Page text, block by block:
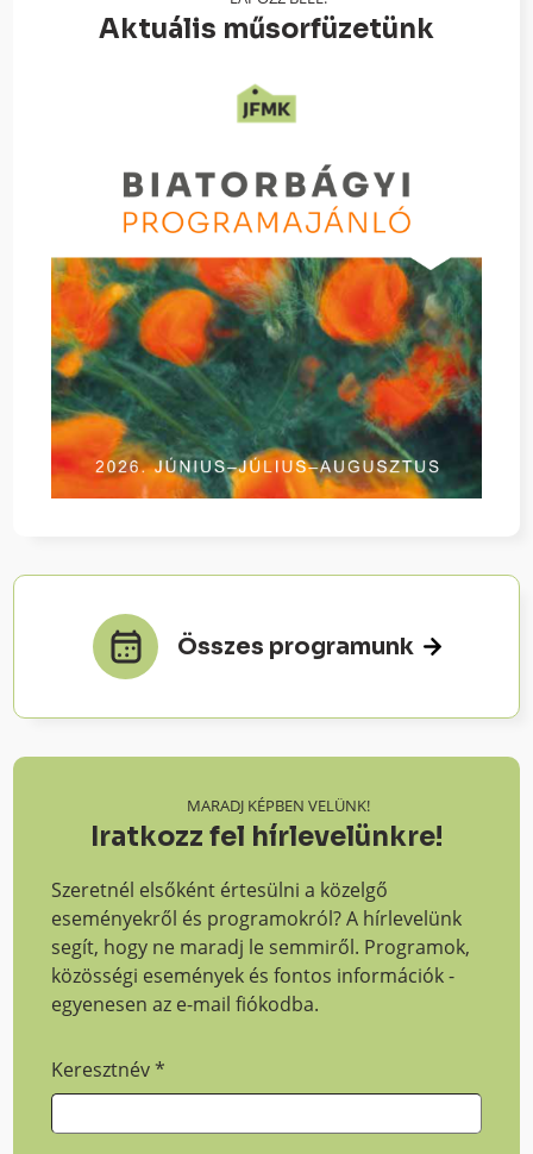
Aktuális műsorfüzetünk
Összes programunk
MARADJ KÉPBEN VELÜNK!
Iratkozz fel hírlevelünkre!
Szeretnél elsőként értesülni a közelgő
eseményekről és programokról? A hírlevelünk
segít, hogy ne maradj le semmiről. Programok,
közösségi események és fontos információk -
egyenesen az e-mail fiókodba.
Keresztnév*